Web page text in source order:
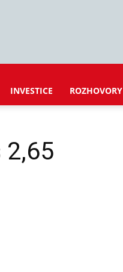
INVESTICE ROZHOVORY